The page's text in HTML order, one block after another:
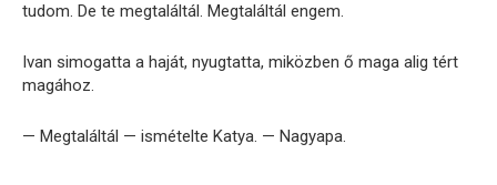
tudom. De te megtaláltál. Megtaláltál engem.
Ivan simogatta a haját, nyugtatta, miközben ő maga alig tért
magához.
— Megtaláltál — ismételte Katya. — Nagyapa.